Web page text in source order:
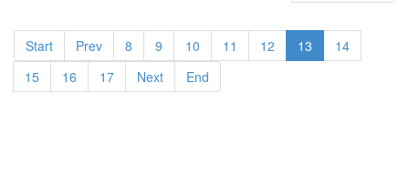
Start Prev 8 9 10 11 12 13
14
15
16 17 Next End